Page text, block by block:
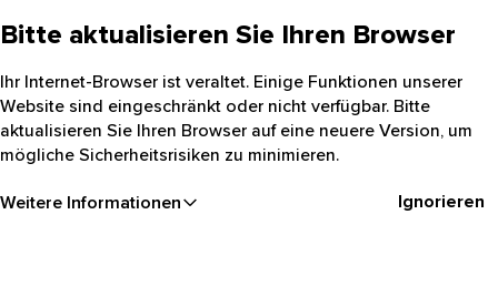
Bitte aktualisieren Sie Ihren Browser
Ihr Internet-Browser ist veraltet. Einige Funktionen unserer
Website sind eingeschränkt oder nicht verfügbar. Bitte
aktualisieren Sie Ihren Browser auf eine neuere Version, um
mögliche Sicherheitsrisiken zu minimieren.
Weitere Informationen Ignorieren